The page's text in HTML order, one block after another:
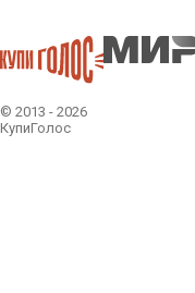
© 2013 - 2026
КупиГолос